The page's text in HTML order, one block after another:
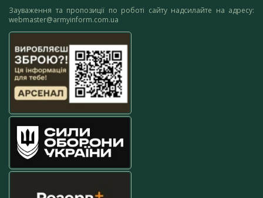
Зауваження та пропозиції по роботі сайту надсилайте на адресу:
webmaster@armyinform.com.ua